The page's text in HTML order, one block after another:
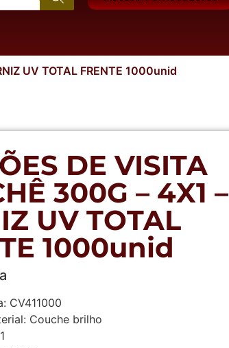
UV TOTAL FRENTE 1000unid
DE VISITA
300G – 4X1 –
UV TOTAL
1000unid
CV411000
Couche brilho